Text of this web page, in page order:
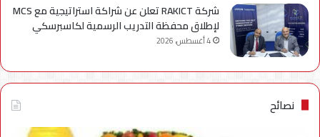
شركة RAKICT تعلن عن شراكة استراتيجية مع MCS
لإطلاق محفظة التدريب الرسمية لكاسبرسكي
4 أغسطس، 2026
نصائح